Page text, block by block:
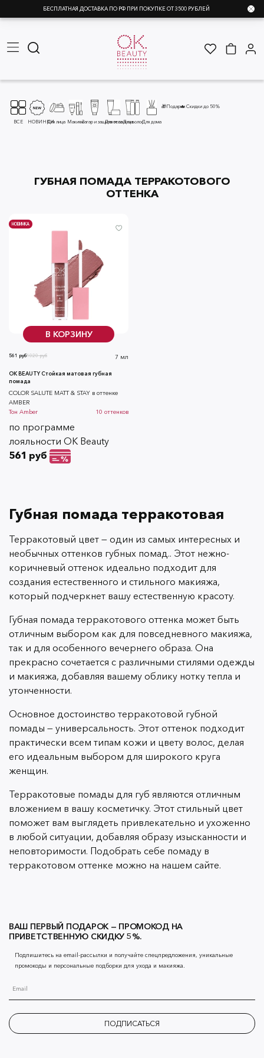
БЕСПЛАТНАЯ ДОСТАВКА ПО РФ ПРИ ПОКУПКЕ ОТ 3500 РУБЛЕЙ
ВСЕ НОВИНКИДля лица МакияжЗагар и защита от солнца
Для телаДля волосДля дома
🎁Подарки🔥 Скидки до 50%
ГУБНАЯ ПОМАДА ТЕРРАКОТОВОГО
ОТТЕНКА
В КОРЗИНУ
НОВИНКА
1020 руб
561 руб 7 мл
OK BEAUTY Стойкая матовая губная
помада
COLOR SALUTE MATT & STAY в оттенке
AMBER
Тон Amber 10 оттенков
по программе
лояльности OK Beauty
561 руб
Губная помада терракотовая
Терракотовый цвет — один из самых интересных и
необычных оттенков губных помад.. Этот нежно-
коричневый оттенок идеально подходит для
создания естественного и стильного макияжа,
который подчеркнет вашу естественную красоту.
Губная помада терракотового оттенка может быть
отличным выбором как для повседневного макияжа,
так и для особенного вечернего образа. Она
прекрасно сочетается с различными стилями одежды
и макияжа, добавляя вашему облику нотку тепла и
утонченности.
Основное достоинство терракотовой губной
помады — универсальность. Этот оттенок подходит
практически всем типам кожи и цвету волос, делая
его идеальным выбором для широкого круга
женщин.
Терракотовые помады для губ являются отличным
вложением в вашу косметичку. Этот стильный цвет
поможет вам выглядеть привлекательно и ухоженно
в любой ситуации, добавляя образу изысканности и
неповторимости. Подобрать себе помаду в
терракотовом оттенке можно на нашем сайте.
ВАШ ПЕРВЫЙ ПОДАРОК — ПРОМОКОД НА
ПРИВЕТСТВЕННУЮ СКИДКУ 5%.
Подпишитесь на email-рассылки и получайте спецпредложения, уникальные
промокоды и персональные подборки для ухода и макияжа.
ПОДПИСАТЬСЯ